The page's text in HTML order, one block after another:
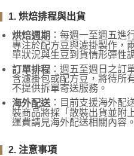
1. 烘焙排程與出貨
烘焙週期 ：每週一至週五進
專注於配方豆與濾掛製作，
單狀況與生豆到貨情形彈性
訂單排程 ：週五至週日之訂
含濾掛包或配方豆，將待所
不提供拆單寄送服務。
海外配送 ：目前支援海外配
裝商品將採「散裝出貨並附
運費請見海外配送相關內容。
2. 注意事項